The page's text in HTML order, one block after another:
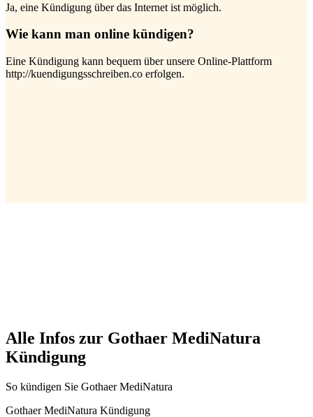
Ja, eine Kündigung über das Internet ist möglich.
Wie kann man online kündigen?
Eine Kündigung kann bequem über unsere Online-Plattform
http://kuendigungsschreiben.co erfolgen.
Alle Infos zur Gothaer MediNatura
Kündigung
So kündigen Sie Gothaer MediNatura
Gothaer MediNatura Kündigung